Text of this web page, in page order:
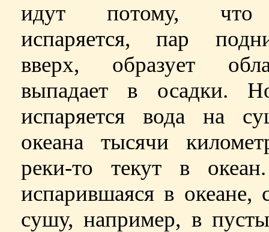
идут потому, что
испаряется, пар
вверх, образует
выпадает в осадки.
испаряется вода на
океана тысячи
реки-то текут в
испарившаяся в океане,
сушу, например, в